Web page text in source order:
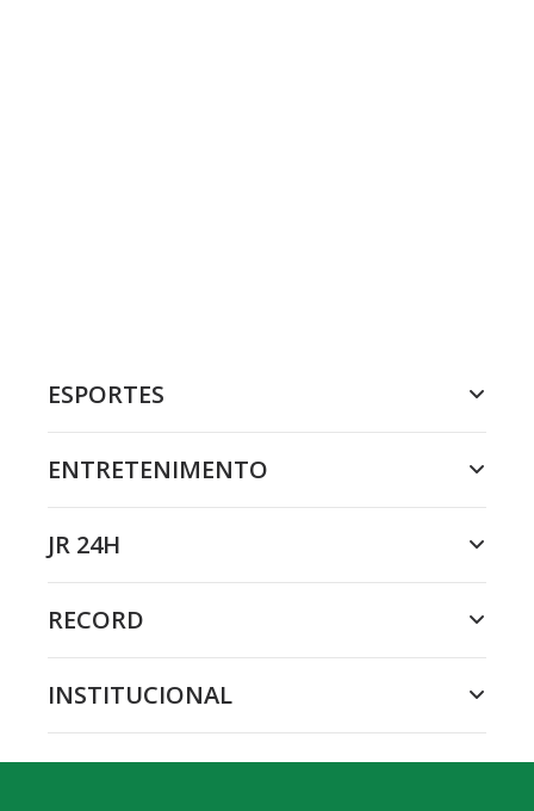
ESPORTES
ENTRETENIMENTO
JR 24H
RECORD
INSTITUCIONAL